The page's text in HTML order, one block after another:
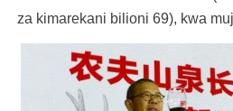
za kimarekani bilioni 69), kwa